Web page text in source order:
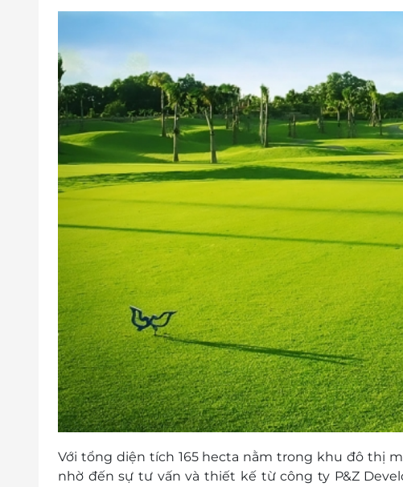
Với tổng diện tích 165 hecta nằm trong khu đô thị
nhờ đến sự tư vấn và thiết kế từ công ty P&Z